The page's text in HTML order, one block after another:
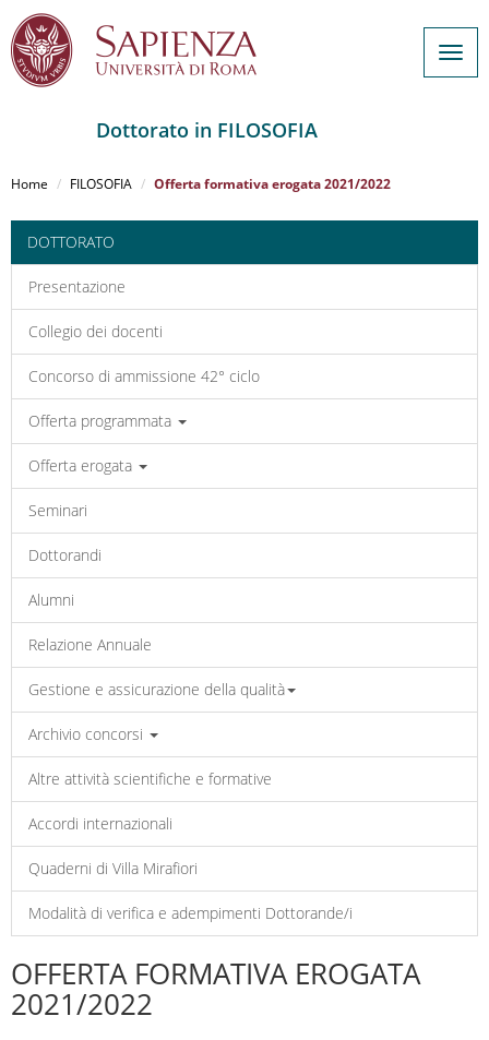
al
principale
Dottorato in FILOSOFIA
Home FILOSOFIA Offerta formativa erogata 2021/2022
DOTTORATO
Presentazione
Collegio dei docenti
Concorso di ammissione 42° ciclo
Offerta programmata
Offerta erogata
Seminari
Dottorandi
Alumni
Relazione Annuale
Gestione e assicurazione della qualità
Archivio concorsi
Altre attività scientifiche e formative
Accordi internazionali
Quaderni di Villa Mirafiori
Modalità di verifica e adempimenti Dottorande/i
OFFERTA FORMATIVA EROGATA
2021/2022